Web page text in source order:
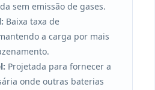
sem emissão de gases.
Baixa taxa de
a carga por mais
Projetada para fornecer a
onde outras baterias